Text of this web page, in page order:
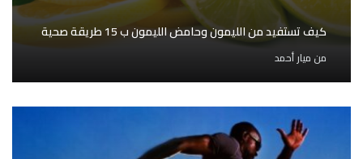
كيف تستفيد من الليمون وحامض الليمون ب 15 طريقة صحية
من ميار أحمد